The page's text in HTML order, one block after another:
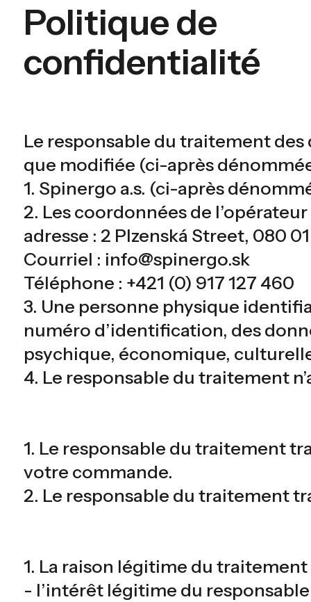
Politique de
confidentialité
Le responsable du traitement
que modifiée (ci-après
1. Spinergo a.s. (ci-après
2. Les coordonnées de
adresse : 2 Plzenská Street, 080
Courriel : info@spinergo.sk
Téléphone : +421 (0) 917 127 460
3. Une personne physique
numéro d’identification, des
psychique, économique,
4. Le responsable du traitement
1. Le responsable du traitement
votre commande.
2. Le responsable du traitement
1. La raison légitime du
- l’intérêt légitime du